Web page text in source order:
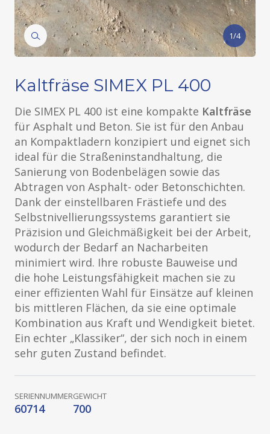
1/4
Kaltfräse SIMEX PL 400
Die SIMEX PL 400 ist eine kompakte Kaltfräse
für Asphalt und Beton. Sie ist für den Anbau
an Kompaktladern konzipiert und eignet sich
ideal für die Straßeninstandhaltung, die
Sanierung von Bodenbelägen sowie das
Abtragen von Asphalt- oder Betonschichten.
Dank der einstellbaren Frästiefe und des
Selbstnivellierungssystems garantiert sie
Präzision und Gleichmäßigkeit bei der Arbeit,
wodurch der Bedarf an Nacharbeiten
minimiert wird. Ihre robuste Bauweise und
die hohe Leistungsfähigkeit machen sie zu
einer effizienten Wahl für Einsätze auf kleinen
bis mittleren Flächen, da sie eine optimale
Kombination aus Kraft und Wendigkeit bietet.
Ein echter „Klassiker“, der sich noch in einem
sehr guten Zustand befindet.
SERIENNUMMER
60714
GEWICHT
700